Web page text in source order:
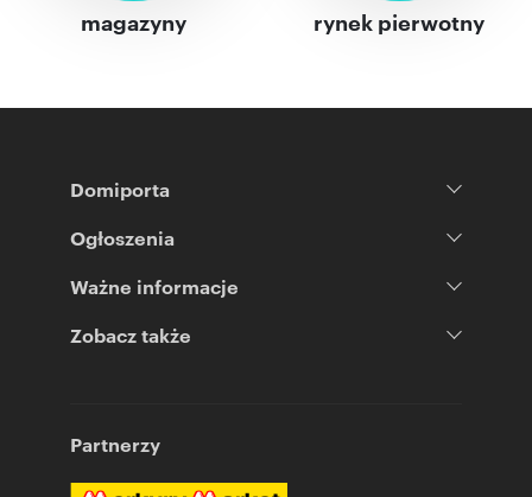
magazyny rynek pierwotny
Domiporta
Ogłoszenia
Ważne informacje
Zobacz także
Partnerzy